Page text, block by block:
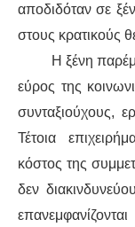
αποδιδόταν σε
στους κρατικούς
Η ξένη
εύρος της
συνταξιούχους,
Τέτοια
κόστος της
δεν